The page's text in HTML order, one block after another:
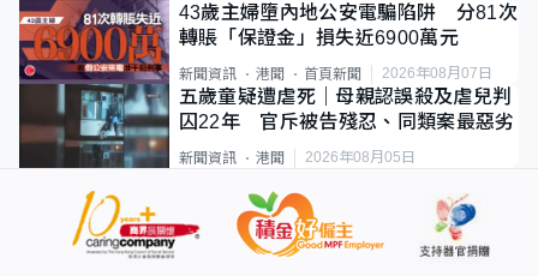
43歲主婦墮內地公安電騙陷阱 分81次
轉賬「保證金」損失近6900萬元
新聞資訊 港聞 首頁新聞 2026年08月07日
五歲童疑遭虐死｜母親認誤殺及虐兒判
囚22年 官斥被告殘忍、同類案最惡劣
新聞資訊 港聞 2026年08月05日